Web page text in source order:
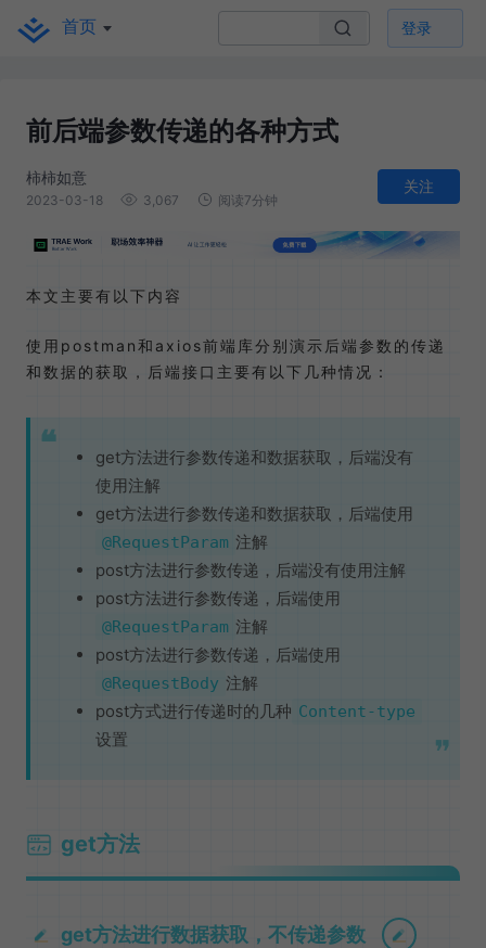
首页 登录
前后端参数传递的各种方式
柿柿如意
2023-03-18 3,067 阅读7分钟
关注
本文主要有以下内容
使用postman和axios前端库分别演示后端参数的传递
和数据的获取，后端接口主要有以下几种情况：
get方法进行参数传递和数据获取，后端没有
使用注解
get方法进行参数传递和数据获取，后端使用
@RequestParam 注解
post方法进行参数传递，后端没有使用注解
post方法进行参数传递，后端使用
@RequestParam 注解
post方法进行参数传递，后端使用
@RequestBody 注解
post方式进行传递时的几种 Content-type
设置
get方法
get方法进行数据获取，不传递参数